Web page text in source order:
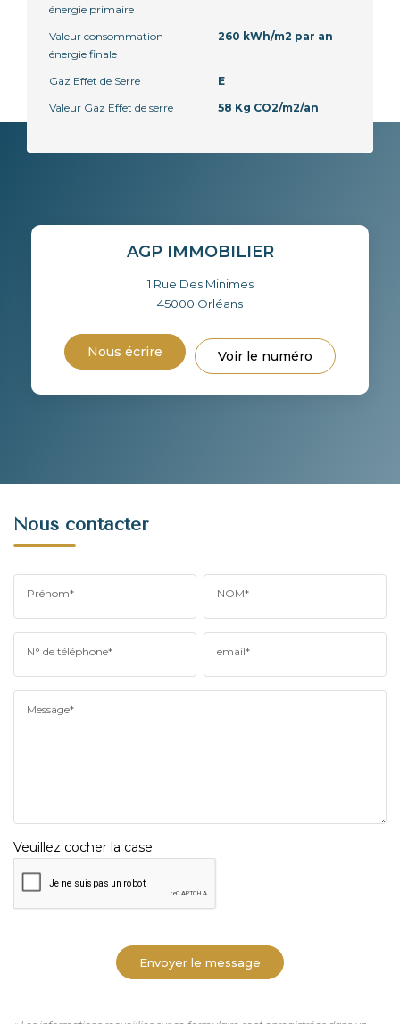
énergie primaire
Valeur consommation
énergie finale
260 kWh/m2 par an
Gaz Effet de Serre
E
Valeur Gaz Effet de serre
58 Kg CO2/m2/an
AGP IMMOBILIER
1 Rue Des Minimes
45000 Orléans
Nous écrire Voir le numéro
Nous contacter
Prénom* NOM*
N° de téléphone* email*
Message*
Veuillez cocher la case
Envoyer le message